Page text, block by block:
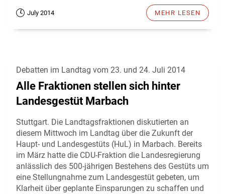
July 2014 MEHR LESEN
Debatten im Landtag vom 23. und 24. Juli 2014
Alle Fraktionen stellen sich hinter
Landesgestüt Marbach
Stuttgart. Die Landtagsfraktionen diskutierten an
diesem Mittwoch im Landtag über die Zukunft der
Haupt- und Landesgestüts (HuL) in Marbach. Bereits
im März hatte die CDU-Fraktion die Landesregierung
anlässlich des 500-jährigen Bestehens des Gestüts um
eine Stellungnahme zum Landesgestüt gebeten, um
Klarheit über geplante Einsparungen zu schaffen und